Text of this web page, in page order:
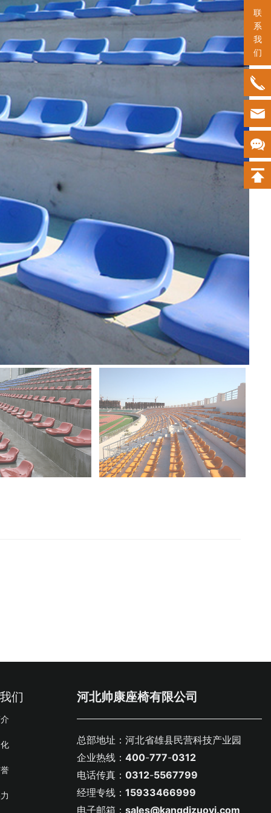
们 河北帅康座椅有限公司
总部地址：河北省雄县民营科技产业园
企业热线： 400-777-0312
电话传真： 0312-5567799
经理专线： 15933466999
电子邮箱： sales@kangdizuoyi.com
联
系
我
们